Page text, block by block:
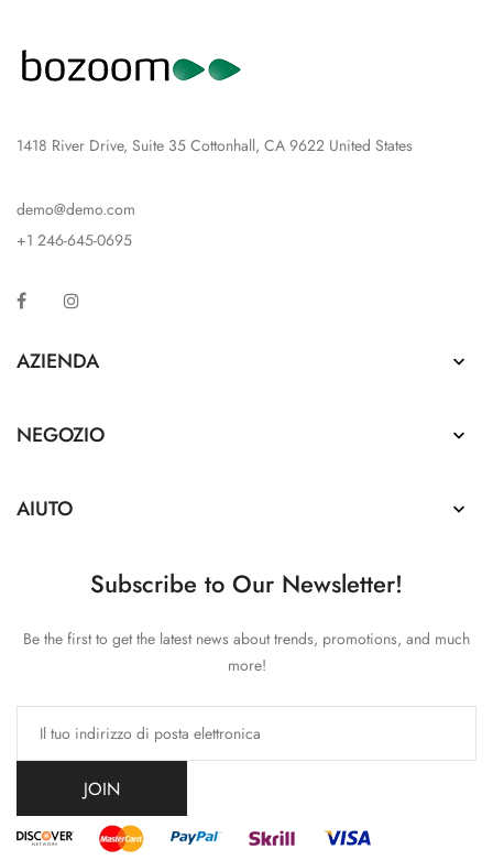
1418 River Drive, Suite 35 Cottonhall, CA 9622 United States
demo@demo.com
+1 246-645-0695
Facebook
AZIENDA 
NEGOZIO 
AIUTO 
Subscribe to Our Newsletter!
Be the first to get the latest news about trends, promotions, and much
more!
JOIN